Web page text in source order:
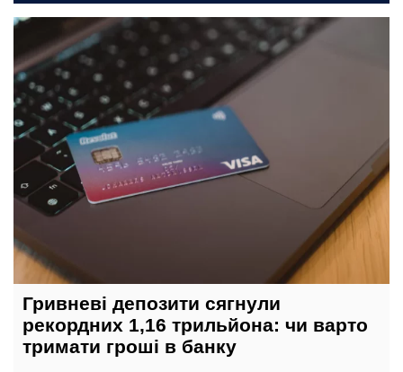
7 серпня, 18:30
Гривневі депозити сягнули
рекордних 1,16 трильйона: чи варто
тримати гроші в банку